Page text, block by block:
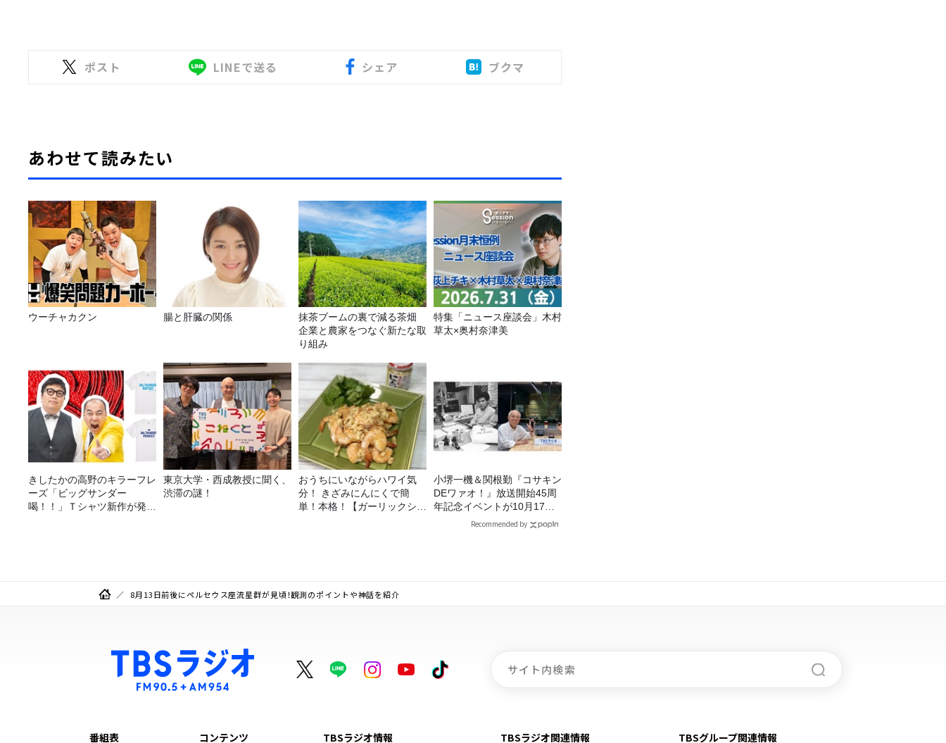
ポスト LINEで送る シェア ブクマ
あわせて読みたい
ウーチャカクン 腸と肝臓の関係
抹茶ブームの裏で減る茶畑
企業と農家をつなぐ新たな取
り組み
特集「ニュース座談会」木村
草太×奥村奈津美
きしたかの高野のキラーフレ
ーズ「ビッグサンダー
喝！！」Ｔシャツ新作が発売
東京大学・西成教授に聞く、
渋滞の謎！
おうちにいながらハワイ気
分！ きざみにんにくで簡
単！本格！【ガーリックシュ
小堺一機＆関根勤『コサキン
DEワァオ！』放送開始45周
年記念イベントが10月17日
（土）に開催決定！本日より
Recommended by
8月13日前後にペルセウス座流星群が見頃！観測のポイントや神話を紹介
番組表 コンテンツ TBSラジオ情報 TBSラジオ関連情報 TBSグループ関連情報